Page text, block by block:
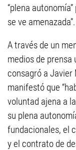
“plena
se ve amenazada”.
A través de un
medios de prensa
consagró a Javier
manifestó que
voluntad ajena a
su plena
fundacionales, el
y el contrato de